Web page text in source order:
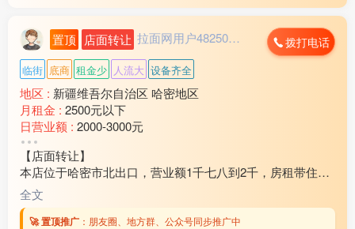
置顶 店面转让 拉面网用户482503... 拨打电话
临街 底商 租金少 人流大 设备齐全
地区 : 新疆维吾尔自治区 哈密地区
月租金 : 2500元以下
日营业额 : 2000-3000元
转让费 :
【店面转让】
本店位于哈密市北出口，营业额1千七八到2千，房租带住房
3万2还剩十个月房租，因家中有事现对外转让，装让费15
万，有意向的联系18***21
全文
🚀 置顶推广 ： 朋友圈、地方群、公众号同步推广中